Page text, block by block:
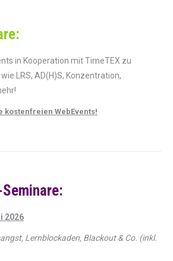
in Kooperation mit TimeTEX zu
LRS, AD(H)S, Konzentration,
kostenfreien WebEvents!
2026
Lernblockaden, Blackout & Co. (inkl.